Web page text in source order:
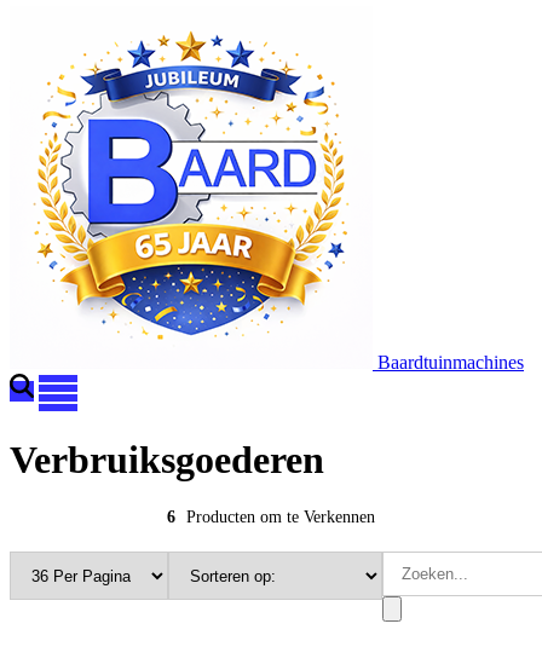
Baardtuinmachines
Verbruiksgoederen
6 Producten om te Verkennen